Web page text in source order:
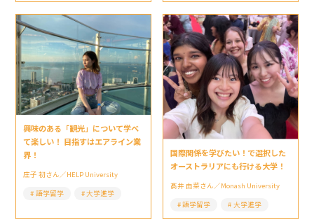
興味のある「観光」について学べ
て楽しい！ 目指すはエアライン業
界！
庄子 初さん／HELP University
語学留学
大学進学
国際関係を学びたい！で選択した
オーストラリアにも行ける大学！
髙井 由菜さん／Monash University
語学留学
大学進学